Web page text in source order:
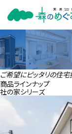
ご希望にピッタリの住宅
商品ラインナップ
社の家シリーズ